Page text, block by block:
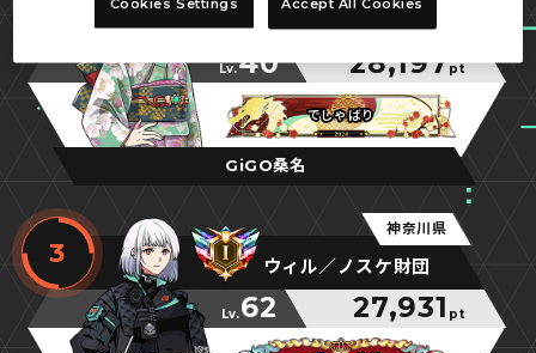
ごろー
Lv.40 28,197pt
でしゃばり
でしゃばり
でしゃばり
GiGO桑名
3
神奈川県
ウィル／ノスケ財団
Lv.62 27,931 pt
Cookies Settings Accept All Cookies